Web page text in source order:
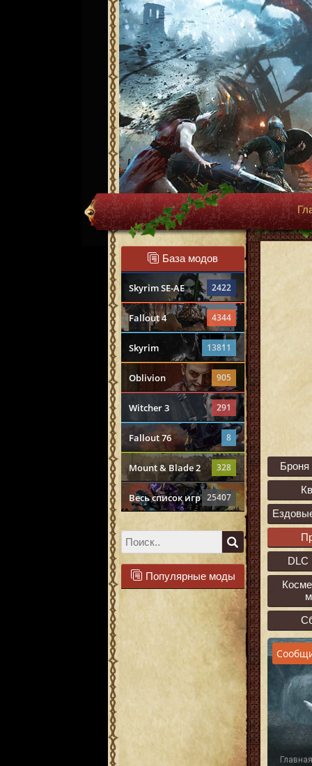
База модов
Skyrim SE-AE 2422
Fallout 4 4344
Skyrim 13811
Oblivion 905
Witcher 3 291
Fallout 76 8
Mount & Blade 2 328
Весь список игр 25407
Популярные моды
DLC
Главная